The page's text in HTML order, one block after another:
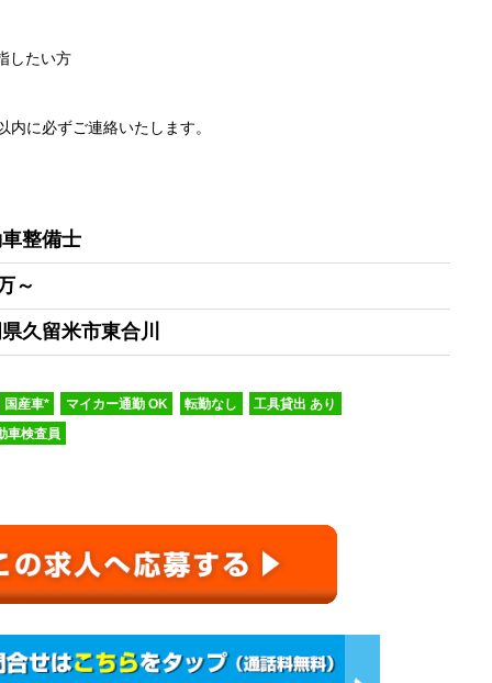
したい方
に必ずご連絡いたします。
整備士
～
久留米市東合川
国産車* マイカー通勤 OK 転勤なし
工具貸出 あり
車検査員